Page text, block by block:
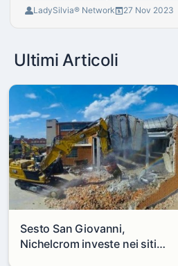
LadySilvia® Network 27 Nov 2023
Ultimi Articoli
Sesto San Giovanni,
Nichelcrom investe nei siti